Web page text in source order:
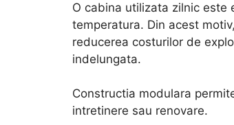
O cabina utilizata zilnic este
temperatura. Din acest
reducerea costurilor de
indelungata.
Constructia modulara
intretinere sau renovare.